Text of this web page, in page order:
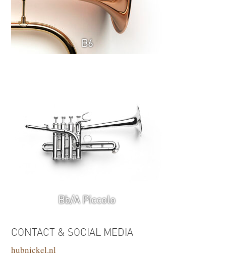
B6
Bb/A Piccolo
CONTACT & SOCIAL MEDIA
hubnickel.nl